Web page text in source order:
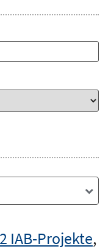
2 IAB-Projekte,